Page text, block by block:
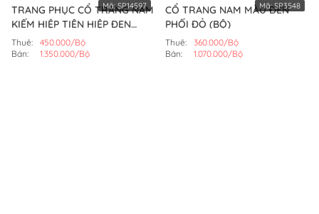
TRANG PHỤC CỔ TRANG NAM
KIẾM HIỆP TIÊN HIỆP ĐEN
(BỘ)
Thuê:
450.000/Bộ
Bán:
1.350.000/Bộ
Mã:SP14597
CỔ TRANG NAM MÀU ĐEN
PHỐI ĐỎ (BỘ)
Thuê:
360.000/Bộ
Bán:
1.070.000/Bộ
Mã:SP3548